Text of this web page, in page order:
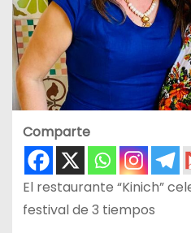
Comparte
El restaurante “Kinich”
festival de 3 tiempos